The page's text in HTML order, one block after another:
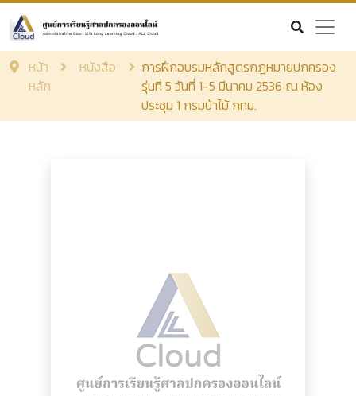
หน้า
หลัก
หนังสือ
การฝึกอบรมหลักสูตรกฎหมายปกครอง
รุ่นที่ 5 วันที่ 1-5 มีนาคม 2536 ณ ห้อง
ประชุม 1 กรมป่าไม้ กทม.